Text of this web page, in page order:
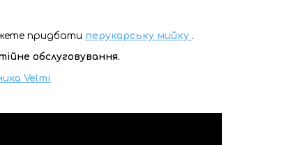
придбати перукарську мийку .
обслуговування.
Velmi